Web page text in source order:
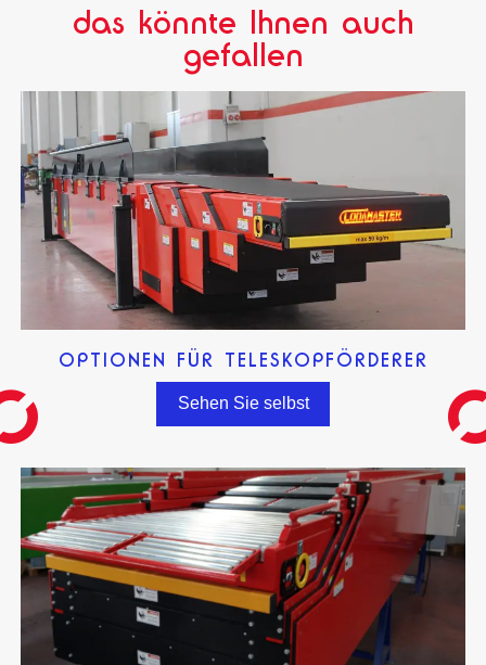
das könnte Ihnen auch
gefallen
OPTIONEN FÜR TELESKOPFÖRDERER
Sehen Sie selbst